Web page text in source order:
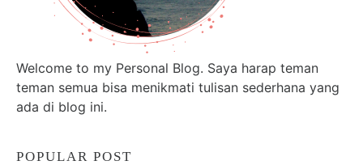
Welcome to my Personal Blog. Saya harap teman
teman semua bisa menikmati tulisan sederhana yang
ada di blog ini.
POPULAR POST